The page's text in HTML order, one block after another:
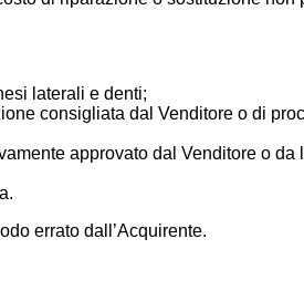
laterali e denti;
consigliata dal Venditore o di
approvato dal Venditore o da
errato dall’Acquirente.